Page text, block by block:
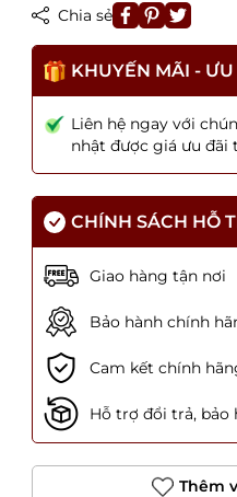
Chia sẻ
KHUYẾN MÃI -
Liên hệ ngay với
nhật được giá ưu đãi
CHÍNH SÁCH HỖ
Giao hàng tận nơi
Bảo hành chính
Cam kết chính
Hỗ trợ đổi trả, bảo
Thêm